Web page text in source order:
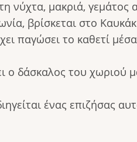
νύχτα, μακριά,
βρίσκεται στο
παγώσει το καθετί
ο δάσκαλος του
ένας επιζήσας